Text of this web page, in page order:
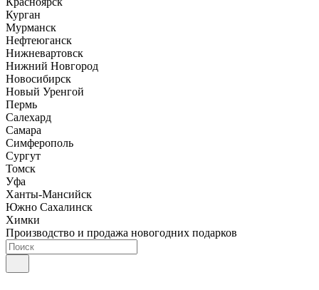
Курган
Мурманск
Нефтеюганск
Нижневартовск
Нижний Новгород
Новосибирск
Новый Уренгой
Пермь
Салехард
Самара
Симферополь
Сургут
Томск
Уфа
Ханты-Мансийск
Южно Сахалинск
Химки
Производство и продажа новогодних подарков